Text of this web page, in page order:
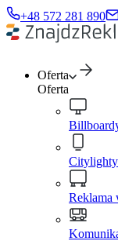
+48 572 281 890
Oferta
Oferta
Citylighty
Reklama